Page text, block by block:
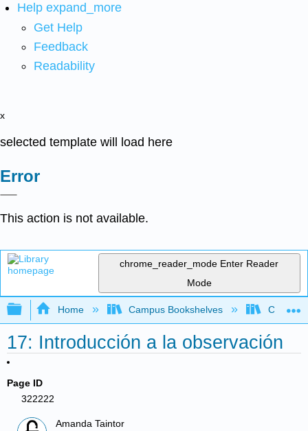
Help expand_more
Get Help
Feedback
Readability
x
selected template will load here
Error
This action is not available.
chrome_reader_mode Enter Reader
Mode
Expand/collapse global hierarchy
Home Campus Bookshelves Cerro
17: Introducción a la observación
Page ID
322222
Amanda Taintor